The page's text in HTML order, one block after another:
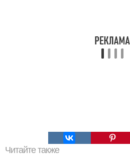
Читайте также